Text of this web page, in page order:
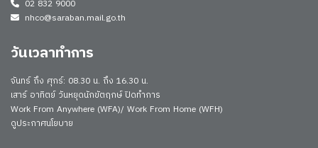
02 832 9000
nhco@saraban.mail.go.th
วันเวลาทำการ
จันทร์ ถึง ศุกร์: 08.30 น. ถึง 16.30 น.
เสาร์ อาทิตย์ วันหยุดนักขัตฤกษ์ ปิดทำการ
Work From Anywhere (WFA)/ Work From Home (WFH)
ดูประกาศนโยบาย